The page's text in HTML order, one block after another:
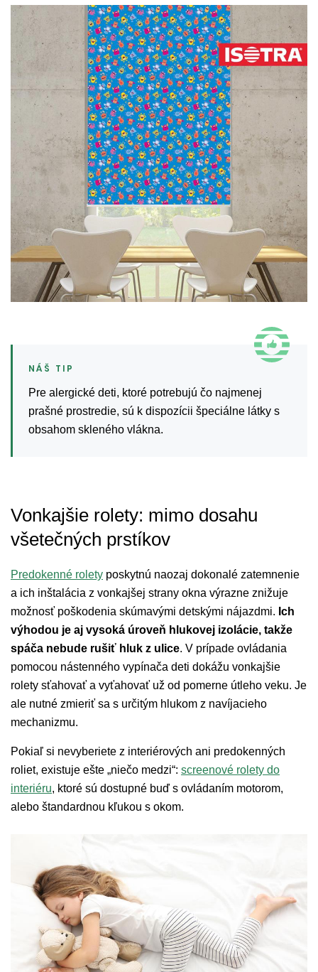
Pre alergické deti, ktoré potrebujú čo najmenej
prašné prostredie, sú k dispozícii špeciálne látky s
obsahom skleného vlákna.
Vonkajšie rolety: mimo dosahu
všetečných prstíkov
Predokenné rolety poskytnú naozaj dokonalé zatemnenie
a ich inštalácia z vonkajšej strany okna výrazne znižuje
možnosť poškodenia skúmavými detskými nájazdmi. Ich
výhodou je aj vysoká úroveň hlukovej izolácie, takže
spáča nebude rušiť hluk z ulice. V prípade ovládania
pomocou nástenného vypínača deti dokážu vonkajšie
rolety sťahovať a vyťahovať už od pomerne útleho veku. Je
ale nutné zmieriť sa s určitým hlukom z navíjacieho
mechanizmu.
Pokiaľ si nevyberiete z interiérových ani predokenných
roliet, existuje ešte „niečo medzi“: screenové rolety do
interiéru, ktoré sú dostupné buď s ovládaním motorom,
alebo štandardnou kľukou s okom.